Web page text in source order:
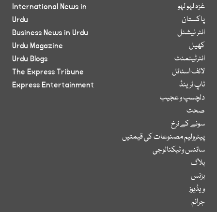
غزہ لہو لہو
پاکستان
انٹر نیشنل
کھیل
انٹرٹینمنٹ
لائف اسٹائل
ٹاپ ٹرینڈ
دلچسپ و عجیب
صحت
سونے کے نرخ
پیٹرولیم مصنوعات کی قیمتیں
سائنس و ٹیکنالوجی
بلاگ
بزنس
ویڈیوز
جرائم
International News in
Urdu
Business News in Urdu
Urdu Magazine
Urdu Blogs
The Express Tribune
Express Entertainment